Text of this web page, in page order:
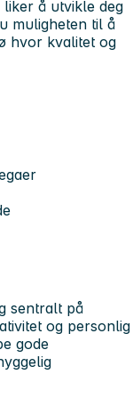
liker å utvikle deg
muligheten til å
hvor kvalitet og
sentralt på
og personlig
gode